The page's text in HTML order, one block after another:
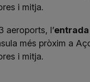
i mitja.
aeroports, l’entrada
més pròxim a
i mitja.